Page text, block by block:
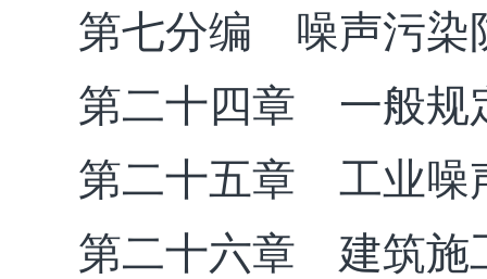
第七分编 噪声污染
第二十四章 一般规
第二十五章 工业噪
第二十六章 建筑施